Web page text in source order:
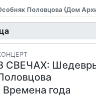
Половцова (Дом
СВЕЧАХ:
| Времена года